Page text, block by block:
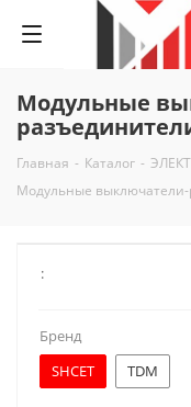
Модульные
Главная - Каталог -
Модульные
:
Бренд
SHCET
TDM